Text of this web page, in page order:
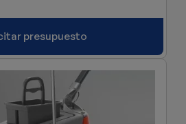
presupuesto